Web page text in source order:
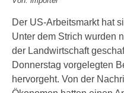
Der US-Arbeitsmarkt hat
Unter dem Strich wurden
der Landwirtschaft
Donnerstag vorgelegten
hervorgeht. Von der